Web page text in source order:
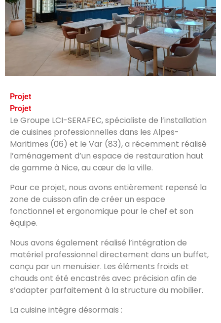
Projet
Projet
Le Groupe LCI-SERAFEC, spécialiste de l’installation
de cuisines professionnelles dans les Alpes-
Maritimes (06) et le Var (83), a récemment réalisé
l’aménagement d’un espace de restauration haut
de gamme à Nice, au cœur de la ville.
Pour ce projet, nous avons entièrement repensé la
zone de cuisson afin de créer un espace
fonctionnel et ergonomique pour le chef et son
équipe.
Nous avons également réalisé l’intégration de
matériel professionnel directement dans un buffet,
conçu par un menuisier. Les éléments froids et
chauds ont été encastrés avec précision afin de
s’adapter parfaitement à la structure du mobilier.
La cuisine intègre désormais :